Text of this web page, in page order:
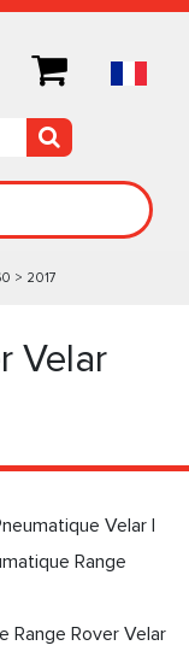
> 2017
Velar
Velar |
Range
Range Rover Velar